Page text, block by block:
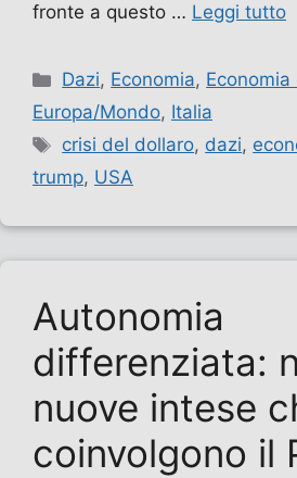
fronte a questo … Leggi tutto
Categorie
Dazi, Economia,
Europa/Mondo, Italia
Tag
crisi del dollaro, dazi,
trump, USA
Autonomia
differenziata:
nuove intese
coinvolgono il